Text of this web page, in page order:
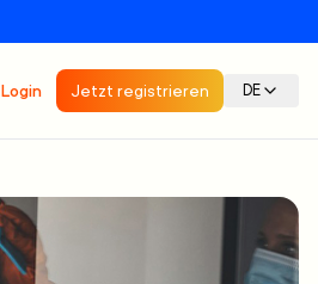
Login Jetzt registrieren DE